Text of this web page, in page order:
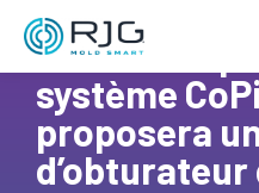
Bientôt
système
proposera
d’obturateur